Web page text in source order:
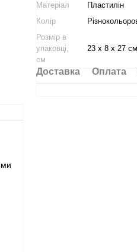
Матеріал
Пластилін
Колір
Розмір в
упаковці,
см
23 х 8 х 27 см
Доставка Оплата